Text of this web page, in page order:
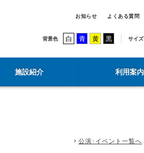
お知らせ よくある質問
背景色 白 青 黄 黒 サイズ
施設紹介 利用案内
公演･イベント一覧へ